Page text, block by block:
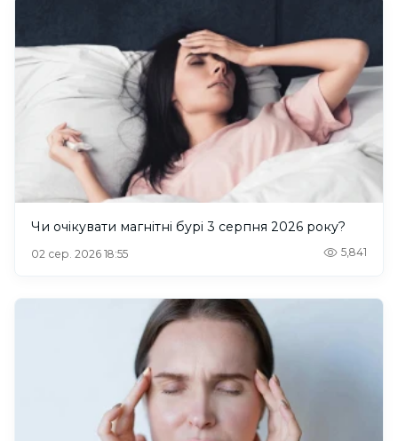
Чи очікувати магнітні бурі 3 серпня 2026 року?
02 сер. 2026 18:55 5,841